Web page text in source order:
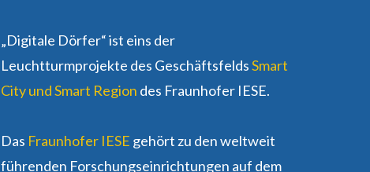
„Digitale Dörfer“ ist eins der
Leuchtturmprojekte des GeschäftsfeldsSmart
City und Smart Region des Fraunhofer IESE.
Das Fraunhofer IESE gehört zu den weltweit
führenden Forschungseinrichtungen auf dem